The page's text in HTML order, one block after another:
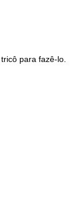
para fazê-lo.